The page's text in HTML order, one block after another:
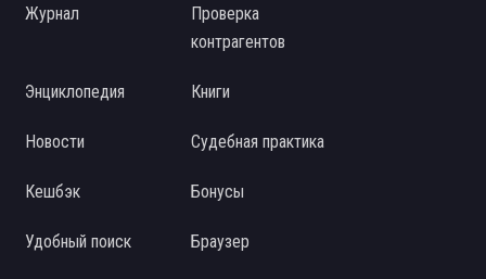
Журнал
Проверка
контрагентов
Энциклопедия Книги
Новости Судебная практика
Кешбэк Бонусы
Удобный поиск Браузер